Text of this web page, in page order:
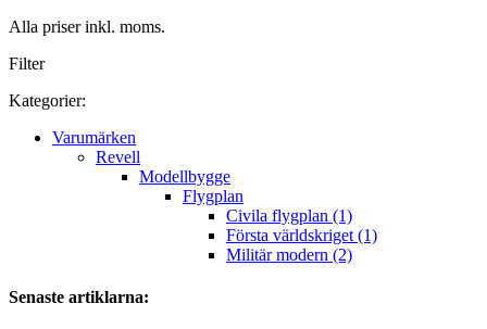
Alla priser inkl. moms.
Filter
Kategorier:
Varumärken
Revell
Modellbygge
Flygplan
Civila flygplan (1)
Första världskriget (1)
Militär modern (2)
Senaste artiklarna: